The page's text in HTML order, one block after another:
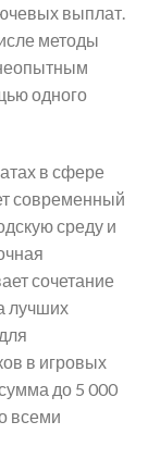
выплат.
методы
одного
в сфере
современный
среду и
сочетание
лучших
в игровых
до 5 000
всеми